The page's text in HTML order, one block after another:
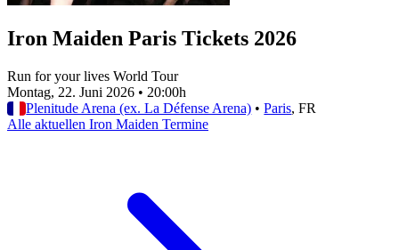
Iron Maiden Paris Tickets 2026
Run for your lives World Tour
Montag, 22. Juni 2026 • 20:00h
Plenitude Arena (ex. La Défense Arena) • Paris, FR
Alle aktuellen Iron Maiden Termine